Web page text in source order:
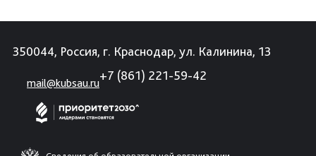
350044, Россия, г. Краснодар, ул. Калинина, 13
mail@kubsau.ru
+7 (861) 221-59-42